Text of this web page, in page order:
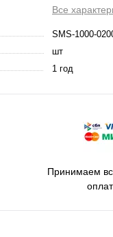
Все
SMS-1000-
шт
1 год
Принимаем